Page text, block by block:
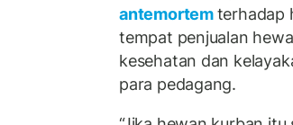
antemortemterhadap
tempat penjualan
kesehatan dan
para pedagang.